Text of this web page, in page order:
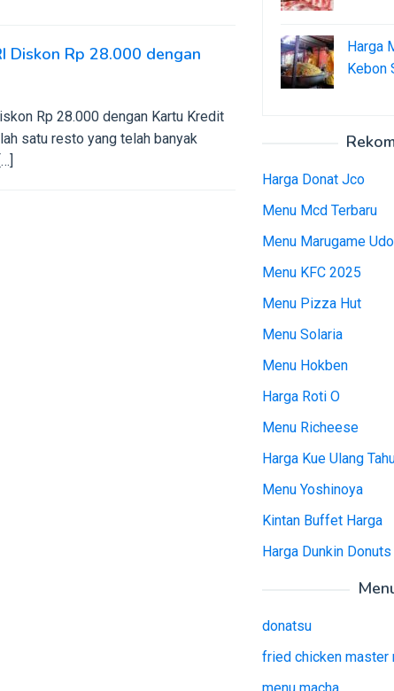
Diskon Rp 28.000 dengan
Rp 28.000 dengan Kartu Kredit
satu resto yang telah banyak
Harga
Kebon
Harga Donat Jco
Menu Mcd Terbaru
Menu Marugame
Menu KFC 2025
Menu Pizza Hut
Menu Solaria
Menu Hokben
Harga Roti O
Menu Richeese
Harga Kue Ulang
Menu Yoshinoya
Kintan Buffet Harga
Harga Dunkin Donuts
donatsu
fried chicken master